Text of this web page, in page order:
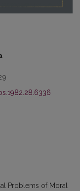
Problems of Moral